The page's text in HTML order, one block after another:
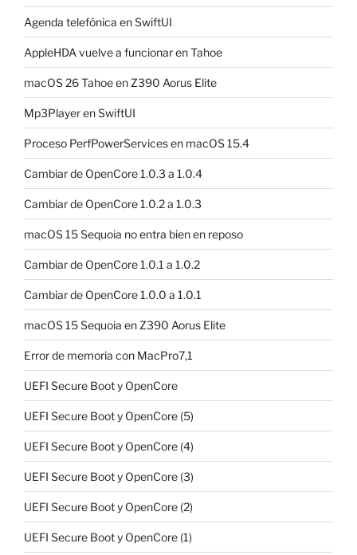
Agenda telefónica en SwiftUI
AppleHDA vuelve a funcionar en Tahoe
macOS 26 Tahoe en Z390 Aorus Elite
Mp3Player en SwiftUI
Proceso PerfPowerServices en macOS 15.4
Cambiar de OpenCore 1.0.3 a 1.0.4
Cambiar de OpenCore 1.0.2 a 1.0.3
macOS 15 Sequoia no entra bien en reposo
Cambiar de OpenCore 1.0.1 a 1.0.2
Cambiar de OpenCore 1.0.0 a 1.0.1
macOS 15 Sequoia en Z390 Aorus Elite
Error de memoria con MacPro7,1
UEFI Secure Boot y OpenCore
UEFI Secure Boot y OpenCore (5)
UEFI Secure Boot y OpenCore (4)
UEFI Secure Boot y OpenCore (3)
UEFI Secure Boot y OpenCore (2)
UEFI Secure Boot y OpenCore (1)